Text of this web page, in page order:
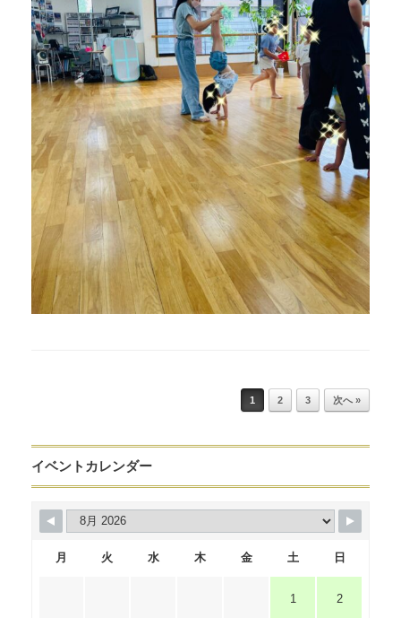
1 2 3 次へ »
イベントカレンダー
月 火 水 木 金 土 日
1 2